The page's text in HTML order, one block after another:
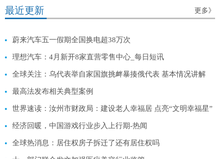
最近更新 更多》
蔚来汽车五一假期全国换电超38万次
理想汽车：4月新开8家直营零售中心_每日短讯
全球关注：乌代表举自家国旗挑衅暴揍俄代表 基本情况讲解
最高法发布相关典型案例
世界速读：汝州市财政局：建设老人幸福居 点亮“文明幸福星”
经济回暖，中国游戏行业步入上行期-热闻
全球热消息：居住权房子拆迁了还有居住权吗